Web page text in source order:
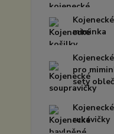
miminka
pro
sety
rukavičky